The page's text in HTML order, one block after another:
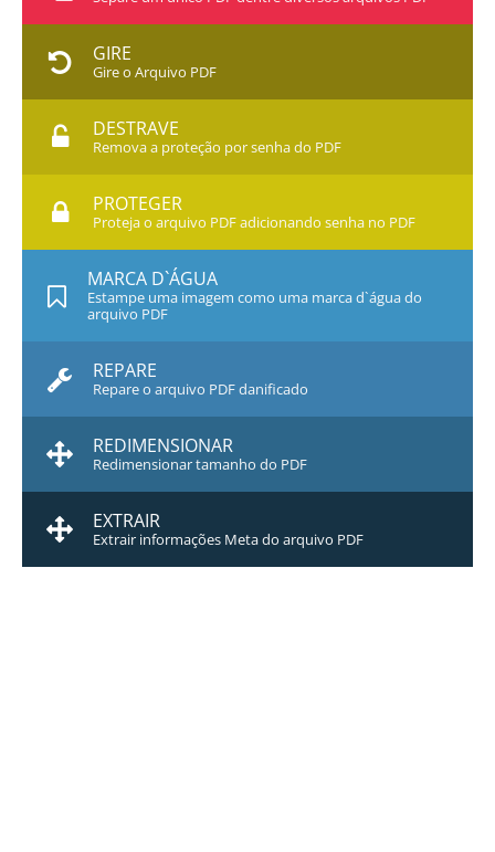
GIRE
Gire o Arquivo PDF
DESTRAVE
Remova a proteção por senha do PDF
PROTEGER
Proteja o arquivo PDF adicionando senha no PDF
MARCA D`ÁGUA
Estampe uma imagem como uma marca d`água do
arquivo PDF
REPARE
Repare o arquivo PDF danificado
REDIMENSIONAR
Redimensionar tamanho do PDF
EXTRAIR
Extrair informações Meta do arquivo PDF